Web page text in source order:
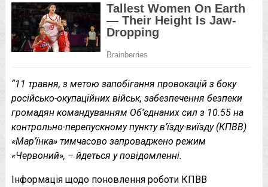
“11 травня, з метою запобігання провокацій з боку
російсько-окупаційних військ, забезпечення безпеки
громадян командуванням Об’єднаних сил з 10.55 на
контрольно-перепускному пункту в’їзду-виїзду (КПВВ)
«Мар’їнка» тимчасово запроваджено режим
«Червоний», – йдеться у повідомленні.
Інформація щодо поновлення роботи КПВВ